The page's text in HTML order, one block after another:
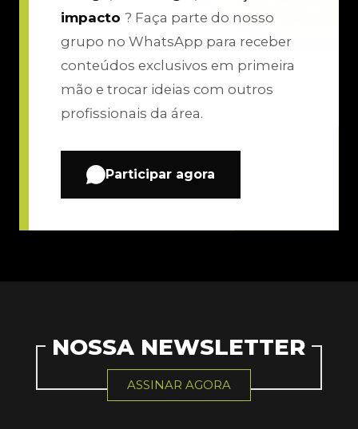
impacto ? Faça parte do nosso
grupo no WhatsApp para receber
conteúdos exclusivos em primeira
mão e trocar ideias com outros
profissionais da área.
Participar agora
NOSSA NEWSLETTER
ASSINAR AGORA